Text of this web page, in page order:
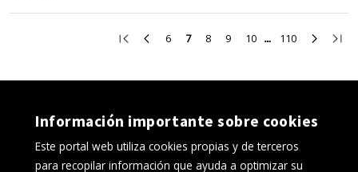
Ir
primera
Ir
página
6Ir
página
7 8Ir
página
9Ir
página
10Ir
página
110Ir
página
Ir
página
Ir
Información importante sobre cookies
Este portal web utiliza cookies propias y de terceros
para recopilar información que ayuda a optimizar su